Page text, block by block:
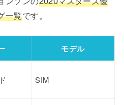
一覧です。
モデル
SIM